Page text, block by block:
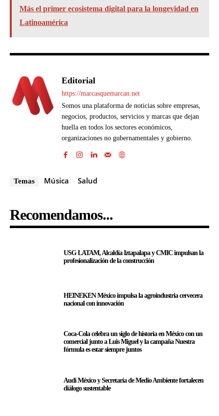
Más el primer ecosistema digital para la longevidad en
Latinoamérica
Editorial
https://marcasquemarcan.net
Somos una plataforma de noticias sobre empresas,
negocios, productos, servicios y marcas que dejan
huella en todos los sectores económicos,
organizaciones no gubernamentales y gobierno.
Temas Música Salud
Recomendamos...
USG LATAM, Alcaldía Iztapalapa y CMIC impulsan la
profesionalización de la construcción
HEINEKEN México impulsa la agroindustria cervecera
nacional con innovación
Coca-Cola celebra un siglo de historia en México con un
comercial junto a Luis Miguel y la campaña Nuestra
fórmula es estar siempre juntos
Audi México y Secretaría de Medio Ambiente fortalecen
diálogo sustentable